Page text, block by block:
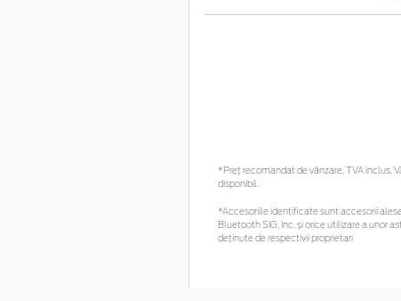
*Preţ recomandat de vânzare, TVA inclus.
disponibil.
*Accesoriile identificate sunt accesorii
Bluetooth SIG, Inc. și orice utilizare a unor
deținute de respectivii proprietari